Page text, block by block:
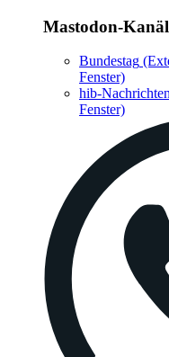
Mastodon-
Bundestag
Fenster)
hib-Nachrichten
Fenster)